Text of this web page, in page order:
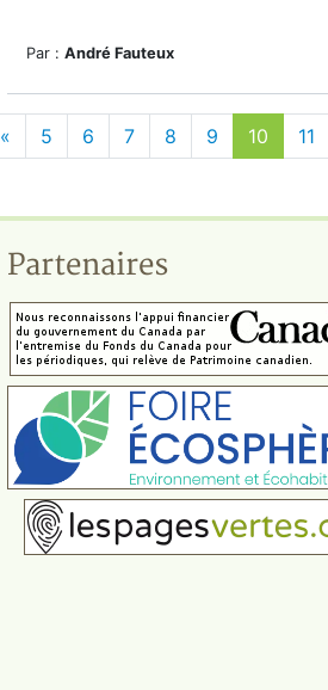
Par : André Fauteux
« 5 6 7 8 9 10 11
Partenaires